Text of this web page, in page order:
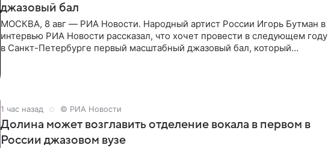
джазовый бал
МОСКВА, 8 авг — РИА Новости. Народный артист России Игорь Бутман в
интервью РИА Новости рассказал, что хочет провести в следующем году
в Санкт-Петербурге первый масштабный джазовый бал, который
1 час назад © РИА Новости
Долина может возглавить отделение вокала в первом в
России джазовом вузе